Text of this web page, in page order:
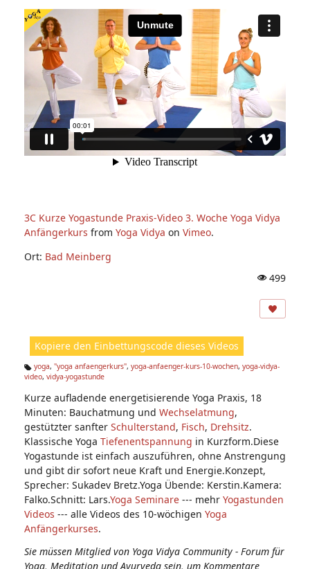
3C Kurze Yogastunde Praxis-Video 3. Woche Yoga Vidya
Anfängerkurs from Yoga Vidya on Vimeo.
Ort: Bad Meinberg
ic
n:
499
Kopiere den Einbettungscode dieses Videos
Ta
s:
yoga, "yoga anfaengerkurs", yoga-anfaenger-kurs-10-wochen, yoga-vidya-
video, vidya-yogastunde
Kurze aufladende energetisierende Yoga Praxis, 18
Minuten: Bauchatmung und Wechselatmung,
gestützter sanfter Schulterstand, Fisch, Drehsitz.
Klassische Yoga Tiefenentspannung in Kurzform.Diese
Yogastunde ist einfach auszuführen, ohne Anstrengung
und gibt dir sofort neue Kraft und Energie.Konzept,
Sprecher: Sukadev Bretz.Yoga Übende: Kerstin.Kamera:
Falko.Schnitt: Lars.Yoga Seminare --- mehr Yogastunden
Videos --- alle Videos des 10-wöchigen Yoga
Anfängerkurses.
Sie müssen Mitglied von Yoga Vidya Community - Forum für
Yoga, Meditation und Ayurveda sein, um Kommentare